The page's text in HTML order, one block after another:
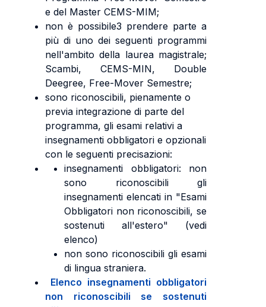
e del Master CEMS-MIM;
non è possibile3 prendere parte a
più di uno dei seguenti programmi
nell'ambito della laurea magistrale;
Scambi, CEMS-MIN, Double
Deegree, Free-Mover Semestre;
sono riconoscibili, pienamente o
previa integrazione di parte del
programma, gli esami relativi a
insegnamenti obbligatori e opzionali
con le seguenti precisazioni:
insegnamenti obbligatori: non
sono riconoscibili gli
insegnamenti elencati in "Esami
Obbligatori non riconoscibili, se
sostenuti all'estero" (vedi
elenco)
non sono riconoscibili gli esami
di lingua straniera.
Elenco insegnamenti obbligatori
non riconoscibili se sostenuti